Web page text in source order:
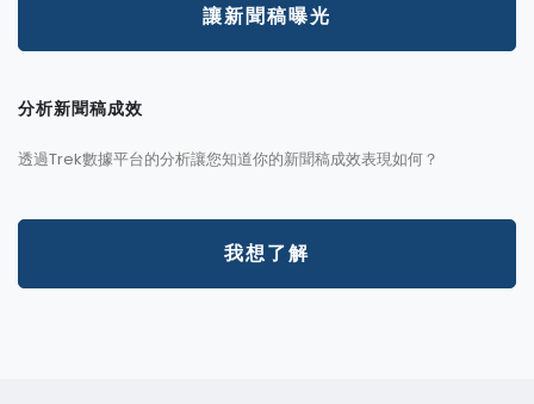
讓新聞稿曝光
分析新聞稿成效
透過Trek數據平台的分析讓您知道你的新聞稿成效表現如何？
我想了解